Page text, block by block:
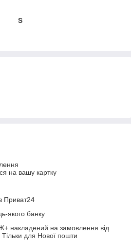
S
на вашу картку
Приват24
якого банку
на замовлення від
для Нової пошти